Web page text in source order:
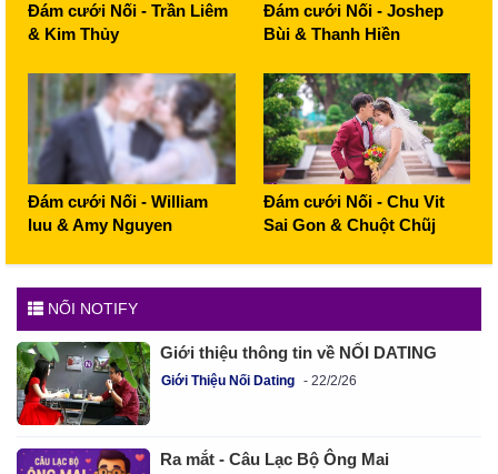
Đám cưới Nối - Trần Liêm
& Kim Thủy
Đám cưới Nối - Joshep
Bùi & Thanh Hiền
Đám cưới Nối - William
luu & Amy Nguyen
Đám cưới Nối - Chu Vit
Sai Gon & Chuột Chũj
NỐI NOTIFY
Giới thiệu thông tin về NỐI DATING
Giới Thiệu Nối Dating 22/2/26
Ra mắt - Câu Lạc Bộ Ông Mai